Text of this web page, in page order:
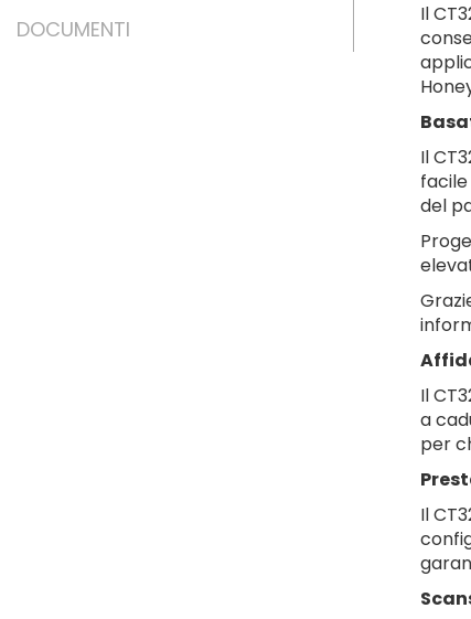
DOCUMENTI
Il
Il
del
Il
a
per
Il